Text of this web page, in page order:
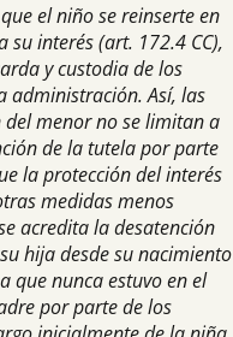
el niño se reinserte en
interés (art. 172.4 CC),
y custodia de los
administración. Así, las
menor no se limitan a
de la tutela por parte
la protección del interés
medidas menos
acredita la desatención
hija desde su nacimiento
que nunca estuvo en el
por parte de los